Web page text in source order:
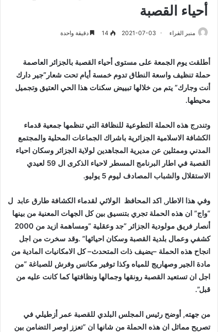
أحياء القصبة
منبر القراء 2021-07-03
14 دقيقة واحدة
أطلقت يوم الجمعة على مستوى أحياء القصبة بالجزائر العاصمة
حملة تنظيف واسعة النطاق تدوم خمسة أيام تحت شعار”جير دارك
أنت وجارك” يتم من خلالها تبييض سكنات هذا الحي العتيق وتجميل
محيطها.
وتندرج هذه الحملة التطوعية للنظافة التي تنظمها جمعية قدماء
الكشافة الاسلامية الجزائرية باشراك الجماعات المحلية والمجتمع
المدني وممثلين عن مديرية المجاهدين لولاية الجزائر وسكان احياء
القصبة في اطار البرنامج المسطر لاحياء الذكرى ال 59 لعيدي
الاستقلال والشباب المصادف ليوم 5 يوليو.
وفي هذا الاطار, اكد المحافظ الولائي لقدماء الكشافة طارق عابد ل
“واج” ان هذه الحملة تجري بتنسيق بين كل الجهات المعنية من بينها
أنصار فريق مولودية الجزائر “جد وعقلية “ومساهمة ازيد من 2000
كشفي وعمال بلدية القصبة وسكان احيائها” .وقد سخرت من اجل
انجاح هذه الحملة –يضيف ذات المتحدث– كل الامكانيات المادية من
مادة الجير وصهاريج للمياه وكذا توفير مكانس وفرش للصباغة “من
اجل ان تستعيد القصبة رونقها وجمالها ونظافتها كما كانت عليه من
قبل”.
من جهته, أوضح رئيس المجلس البلدي للقصبة عمر أزطيلي في
تصريح مماثل ان هذه الحملة من شانها ان “تعزز اوصر التضامن بين